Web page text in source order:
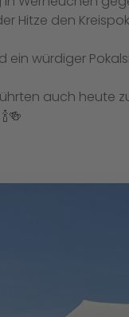
Hitze den
ein würdiger
auch heute